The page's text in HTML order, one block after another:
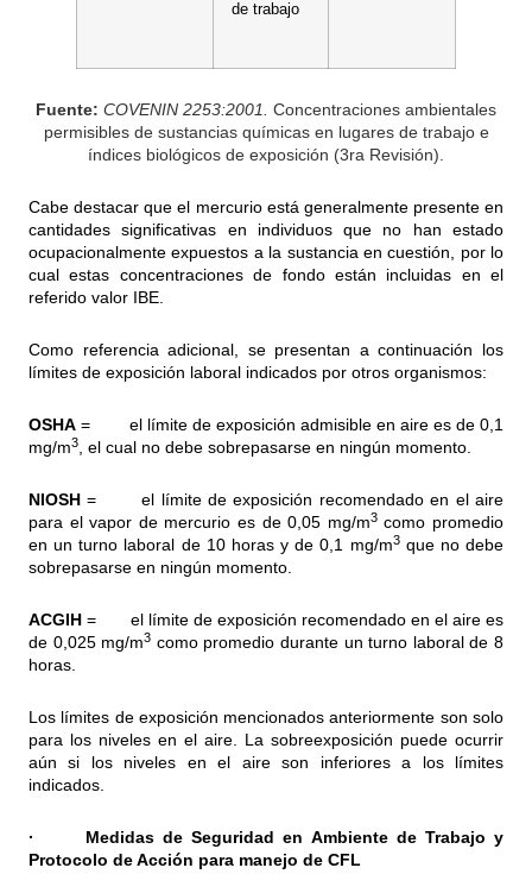
de trabajo
Fuente: COVENIN 2253:2001. Concentraciones ambientales
permisibles de sustancias químicas en lugares de trabajo e
índices biológicos de exposición (3ra Revisión).
Cabe destacar que el mercurio está generalmente presente en
cantidades significativas en individuos que no han estado
ocupacionalmente expuestos a la sustancia en cuestión, por lo
cual estas concentraciones de fondo están incluidas en el
referido valor IBE.
Como referencia adicional, se presentan a continuación los
límites de exposición laboral indicados por otros organismos:
OSHA = el límite de exposición admisible en aire es de 0,1
mg/m3, el cual no debe sobrepasarse en ningún momento.
NIOSH = el límite de exposición recomendado en el aire
para el vapor de mercurio es de 0,05 mg/m3como promedio
en un turno laboral de 10 horas y de 0,1 mg/m3que no debe
sobrepasarse en ningún momento.
ACGIH = el límite de exposición recomendado en el aire es
de 0,025 mg/m3 como promedio durante un turno laboral de 8
horas.
Los límites de exposición mencionados anteriormente son solo
para los niveles en el aire. La sobreexposición puede ocurrir
aún si los niveles en el aire son inferiores a los límites
indicados.
· Medidas de Seguridad en Ambiente de Trabajo y
Protocolo de Acción para manejo de CFL